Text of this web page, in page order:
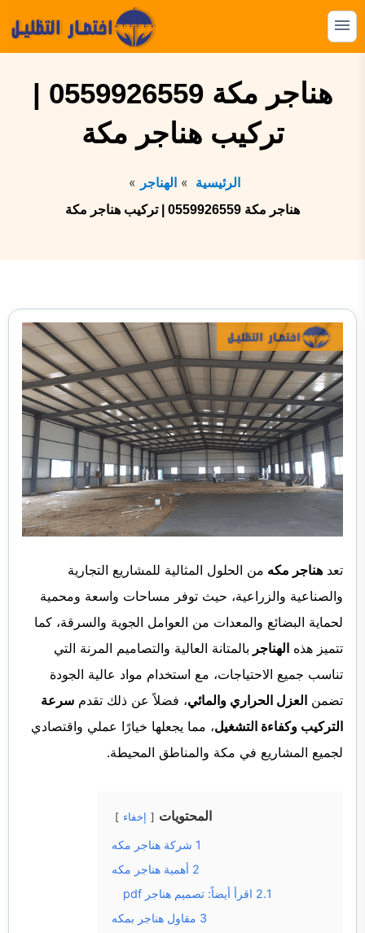
التجاوز
إلى القائمة
ابحث
الشبوك
القرميد
هناجر مكة 0559926559 |
تركيب هناجر مكة
الرئيسية
الهناجر
هناجر مكة 0559926559 | تركيب هناجر مكة
تعد هناجر مكه من الحلول المثالية للمشاريع التجارية
والصناعية والزراعية، حيث توفر مساحات واسعة ومحمية
لحماية البضائع والمعدات من العوامل الجوية والسرقة، كما
تتميز هذه الهناجر بالمتانة العالية والتصاميم المرنة التي
تناسب جميع الاحتياجات، مع استخدام مواد عالية الجودة
تضمن العزل الحراري والمائي، فضلاً عن ذلك تقدم سرعة
التركيب وكفاءة التشغيل، مما يجعلها خيارًا عملي واقتصادي
لجميع المشاريع في مكة والمناطق المحيطة.
المحتويات إخفاء
1 شركة هناجر مكه
2 أهمية هناجر مكه
2.1 اقرأ أيضاً: تصميم هناجر pdf
3 مقاول هناجر بمكه